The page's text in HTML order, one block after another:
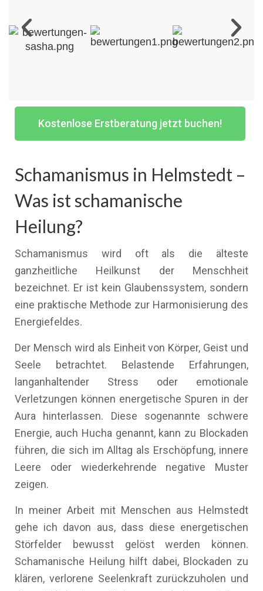
Kostenlose Erstberatung jetzt buchen!
Schamanismus in Helmstedt –
Was ist schamanische
Heilung?
Schamanismus wird oft als die älteste
ganzheitliche Heilkunst der Menschheit
bezeichnet. Er ist kein Glaubenssystem, sondern
eine praktische Methode zur Harmonisierung des
Energiefeldes.
Der Mensch wird als Einheit von Körper, Geist und
Seele betrachtet. Belastende Erfahrungen,
langanhaltender Stress oder emotionale
Verletzungen können energetische Spuren in der
Aura hinterlassen. Diese sogenannte schwere
Energie, auch Hucha genannt, kann zu Blockaden
führen, die sich im Alltag als Erschöpfung, innere
Leere oder wiederkehrende negative Muster
zeigen.
In meiner Arbeit mit Menschen aus Helmstedt
gehe ich davon aus, dass diese energetischen
Störfelder bewusst gelöst werden können.
Schamanische Heilung hilft dabei, Blockaden zu
klären, verlorene Seelenkraft zurückzuholen und